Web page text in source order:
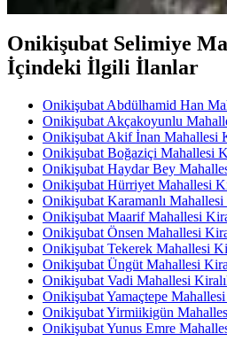
Onikişubat Selimiye
İçindeki İlgili İlanlar
Onikişubat Abdülhamid Han
Onikişubat Akçakoyunlu
Onikişubat Akif İnan Mahallesi
Onikişubat Boğaziçi Mahallesi
Onikişubat Haydar Bey
Onikişubat Hürriyet Mahallesi
Onikişubat Karamanlı
Onikişubat Maarif Mahallesi
Onikişubat Önsen Mahallesi
Onikişubat Tekerek Mahallesi
Onikişubat Üngüt Mahallesi
Onikişubat Vadi Mahallesi
Onikişubat Yamaçtepe
Onikişubat Yirmiikigün
Onikişubat Yunus Emre